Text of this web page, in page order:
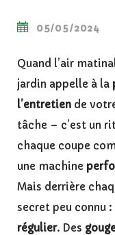
05/05/2024
Quand l’air
jardin appelle à la
l’entretien de
tâche – c’est un
chaque coupe
une machine
Mais derrière
secret peu connu :
régulier. Des